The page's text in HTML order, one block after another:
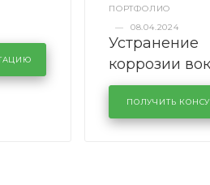
ПОРТФОЛИО
—
08.04.2024
Устранение
коррозии
лобового
районе
Volkswagen
ПОЛУЧИТЬ